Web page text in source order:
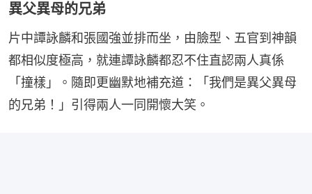
異父異母的兄弟
片中譚詠麟和張國強並排而坐，由臉型、五官到神韻
都相似度極高，就連譚詠麟都忍不住直認兩人真係
「撞樣」。隨即更幽默地補充道：「我們是異父異母
的兄弟！」引得兩人一同開懷大笑。